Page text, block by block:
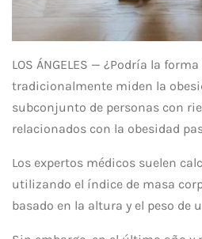
LOS ÁNGELES — ¿Podría la
tradicionalmente miden la
subconjunto de personas con
relacionados con la obesidad
Los expertos médicos suelen
utilizando el índice de masa
basado en la altura y el peso de